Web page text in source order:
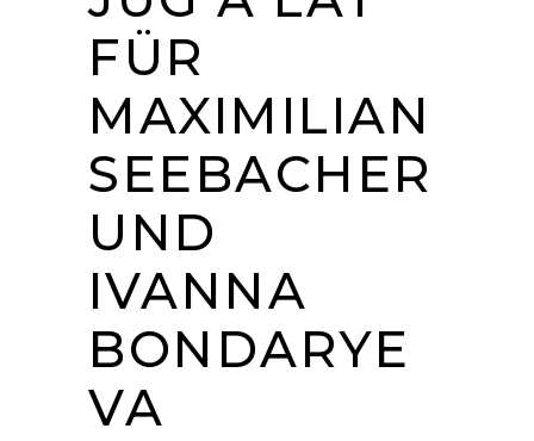
FÜR
MAXIMILIAN
SEEBACHER
UND
IVANNA
BONDARYE
VA